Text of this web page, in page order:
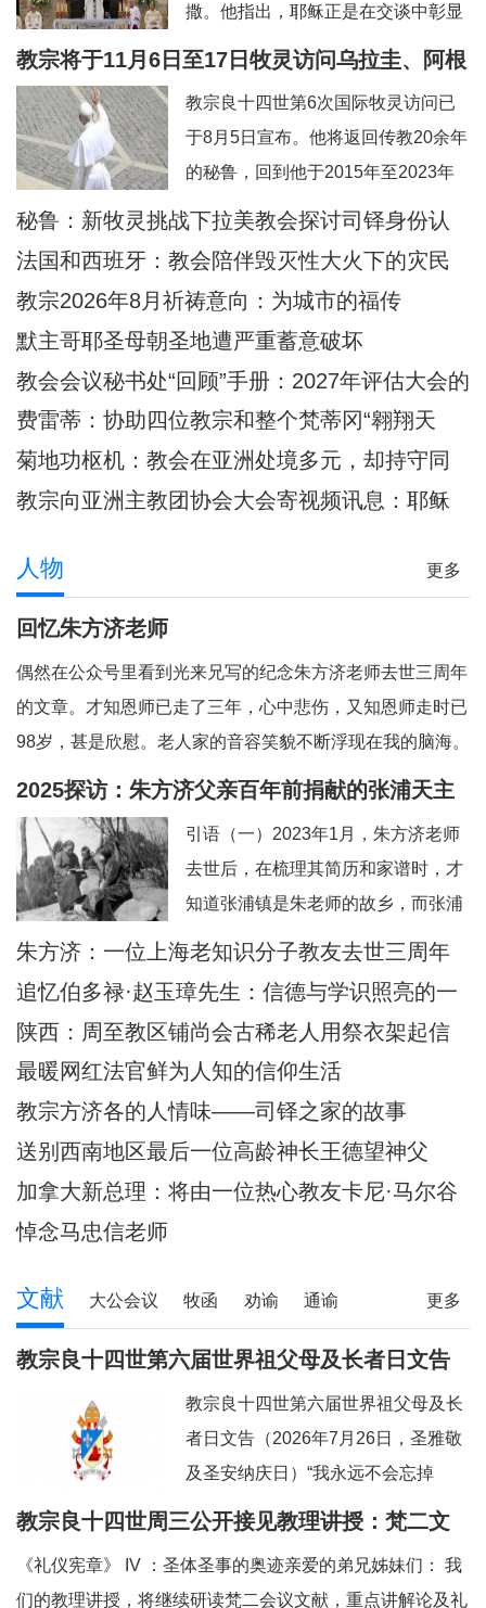
撒。他指出，耶稣正是在交谈中彰显
神圣的容貌，因此我们也应该进入“对
及为数众多的其他青年，就是在亚西
西这里面容变得愈加肖似基督的。教
宗良十四世8月6日耶稣显圣容庆日在
意大利亚西西天使之后圣母大殿内主
持弥撒圣祭
教宗将于11月6日至17日牧灵访问乌拉圭、阿根
廷和秘鲁
教宗良十四世第6次国际牧灵访问已
于8月5日宣布。他将返回传教20余年
的秘鲁，回到他于2015年至2023年
担任主教的奇克拉约，并前往亚马逊
教宗方济各的出生地阿根廷，以及将
近40年没有教宗访问过的乌拉圭。被
秘鲁人民视为同胞的普雷沃斯特教
宗，即将回到他度过多年传教岁月的
安第斯大地，在那里
秘鲁：新牧灵挑战下拉美教会探讨司铎身份认
同
法国和西班牙：教会陪伴毁灭性大火下的灾民
教宗2026年8月祈祷意向：为城市的福传
默主哥耶圣母朝圣地遭严重蓄意破坏
教会会议秘书处“回顾”手册：2027年评估大会的
准则和指示
费雷蒂：协助四位教宗和整个梵蒂冈“翱翔天
际”的妇女
菊地功枢机：教会在亚洲处境多元，却持守同
一信仰
教宗向亚洲主教团协会大会寄视频讯息：耶稣
更多
人物
回忆朱方济老师
偶然在公众号里看到光来兄写的纪念朱方济老师去世三周年
的文章。才知恩师已走了三年，心中悲伤，又知恩师走时已
98岁，甚是欣慰。老人家的音容笑貌不断浮现在我的脑海。
一、和蔼可亲的英语老师——上海教区知识分子的典范。老
永远笑眯眯。但对我们的学习极其认真和严肃
2025探访：朱方济父亲百年前捐献的张浦天主
堂+后记：佘山校友怀念恩师
引语（一）2023年1月，朱方济老师
去世后，在梳理其简历和家谱时，才
知道张浦镇是朱老师的故乡，而张浦
最早的老堂是其父母早年捐献的祖
也提供了一些史料。当时一点也没想
到日后还有机会探访张浦堂区。2025
年2月24—28日，应苏州教区徐宏根
主教的邀请，前去苏州教区主教公署
陪伴当地神父们避
朱方济：一位上海老知识分子教友去世三周年
追忆伯多禄·赵玉璋先生：信德与学识照亮的一
生
陕西：周至教区铺尚会古稀老人用祭衣架起信
仰与文化传承之桥
最暖网红法官鲜为人知的信仰生活
教宗方济各的人情味——司铎之家的故事
送别西南地区最后一位高龄神长王德望神父
加拿大新总理：将由一位热心教友卡尼·马尔谷
担任
悼念马忠信老师
更多
文献 大公会议 牧函 劝谕 通谕
文告 其它
教宗良十四世第六届世界祖父母及长者日文告
教宗良十四世第六届世界祖父母及长
者日文告（2026年7月26日，圣雅敬
及圣安纳庆日）“我永远不会忘掉
你。”（参阅：依四十九 15）亲爱的
的口，许诺祂永远都不会忘掉我们任
教宗良十四世周三公开接见教理讲授：梵二文
《礼仪宪章》 IV ：圣体圣事的奥迹亲爱的弟兄姊妹们： 我
们的教理讲授，将继续研读梵二会议文献，重点讲解论及礼